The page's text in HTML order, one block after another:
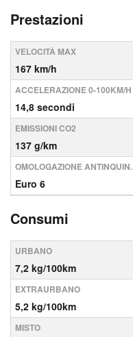
Prestazioni
VELOCITÀ MAX
167 km/h
ACCELERAZIONE 0-100KM/H
14,8 secondi
EMISSIONI CO2
137 g/km
OMOLOGAZIONE ANTINQUIN.
Euro 6
Consumi
URBANO
7,2 kg/100km
EXTRAURBANO
5,2 kg/100km
MISTO